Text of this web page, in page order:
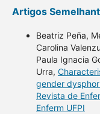
Artigos
Beatriz Peña,
Carolina
Paula Ignacia
Urra,
gender
Revista de
Enferm UFPI